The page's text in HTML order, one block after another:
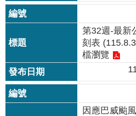
商
輔
支
持
務
教
學
第32週-最新
刻表
檔瀏覽
因應巴威颱